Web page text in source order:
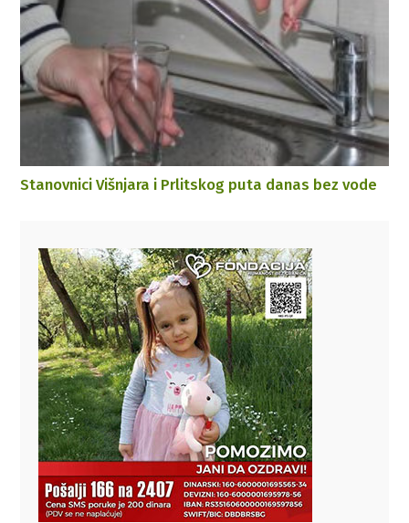
Stanovnici Višnjara i Prlitskog puta danas bez vode